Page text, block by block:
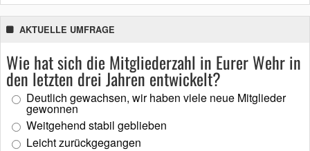
AKTUELLE UMFRAGE
Wie hat sich die Mitgliederzahl in Eurer Wehr in
den letzten drei Jahren entwickelt?
Deutlich gewachsen, wir haben viele neue Mitglieder
gewonnen
Weitgehend stabil geblieben
Leicht zurückgegangen